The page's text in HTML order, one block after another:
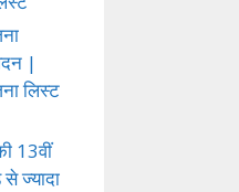
|
लिस्ट
13वीं
ज्यादा